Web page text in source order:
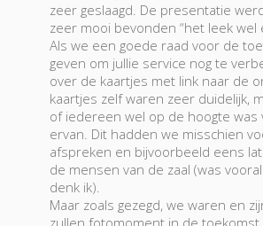
zeer geslaagd. De presentatie
zeer mooi bevonden “het leek wel
Als we een goede raad voor de
geven om jullie service nog te
over de kaartjes met link naar de
kaartjes zelf waren zeer duidelijk,
of iedereen wel op de hoogte was
ervan. Dit hadden we misschien
afspreken en bijvoorbeeld eens
de mensen van de zaal (was
denk ik).
Maar zoals gezegd, we waren en
zullen fotomoment in de toekomst